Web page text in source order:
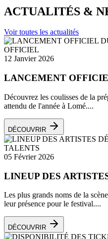
ACTUALITÉS &
Voir toutes les actualités
OFFICIEL
12 Janvier 2026
LANCEMENT
Découvrez les coulisses de la
attendu de l'année à Lomé....
DÉCOUVRIR
TALENTS
05 Février 2026
LINEUP DES
Les plus grands noms de la
leur présence pour le festival....
DÉCOUVRIR